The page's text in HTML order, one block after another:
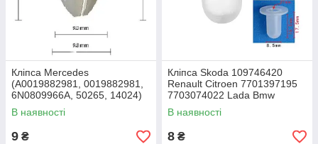
Кліпса Mercedes
(A0019882981, 0019882981,
6N0809966A, 50265, 14024)
(C0949)
В наявності
9 ₴
Кліпса Skoda 109746420
Renault Citroen 7701397195
7703074022 Lada Bmw
51447780135 (C0980)
В наявності
8 ₴